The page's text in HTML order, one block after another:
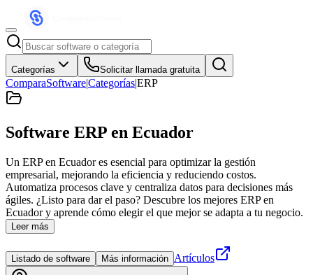
Categorías Solicitar llamada gratuita
ComparaSoftware|Categorías|ERP
Software ERP en Ecuador
Un ERP en Ecuador es esencial para optimizar la gestión
empresarial, mejorando la eficiencia y reduciendo costos.
Automatiza procesos clave y centraliza datos para decisiones más
ágiles. ¿Listo para dar el paso? Descubre los mejores ERP en
Ecuador y aprende cómo elegir el que mejor se adapta a tu negocio.
Leer más
Listado de software Más información Artículos